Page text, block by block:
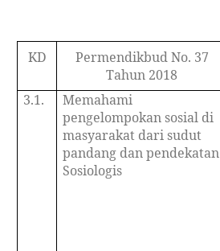
KD
Permendikbud No. 37
Tahun 2018
3.1.
Memahami
pengelompokan sosial di
masyarakat dari sudut
pandang dan pendekatan
Sosiologis